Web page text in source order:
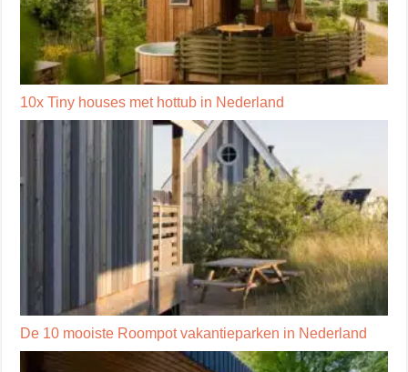
10x Tiny houses met hottub in Nederland
De 10 mooiste Roompot vakantieparken in Nederland